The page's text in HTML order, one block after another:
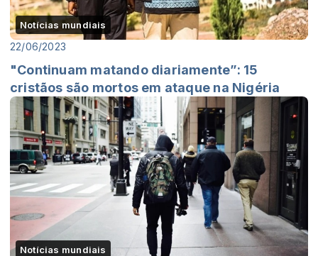
Notícias mundiais
22/06/2023
"Continuam matando diariamente”: 15
cristãos são mortos em ataque na Nigéria
Notícias mundiais